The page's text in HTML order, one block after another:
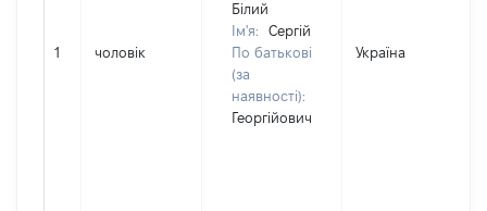
1 чоловік
Білий
Ім'я:
Сергій
По батькові
(за
наявності):
Георгійович
Україна